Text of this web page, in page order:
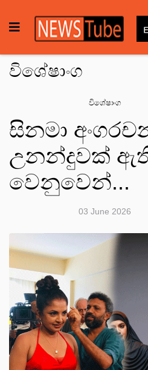
විශේෂාංග
විශේෂාංග
සිනමා
උනන්දුවක්
වෙනුවෙන්...
03 June 2026